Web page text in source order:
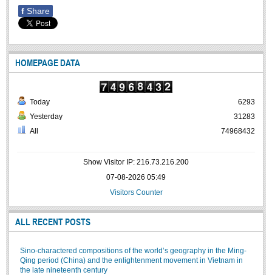
f Share
HOMEPAGE DATA
Today
Yesterday
All
6293
31283
74968432
Show Visitor IP: 216.73.216.200
07-08-2026 05:49
Visitors Counter
ALL RECENT POSTS
Sino-charactered compositions of the world’s geography in the Ming-
Qing period (China) and the enlightenment movement in Vietnam in
the late nineteenth century